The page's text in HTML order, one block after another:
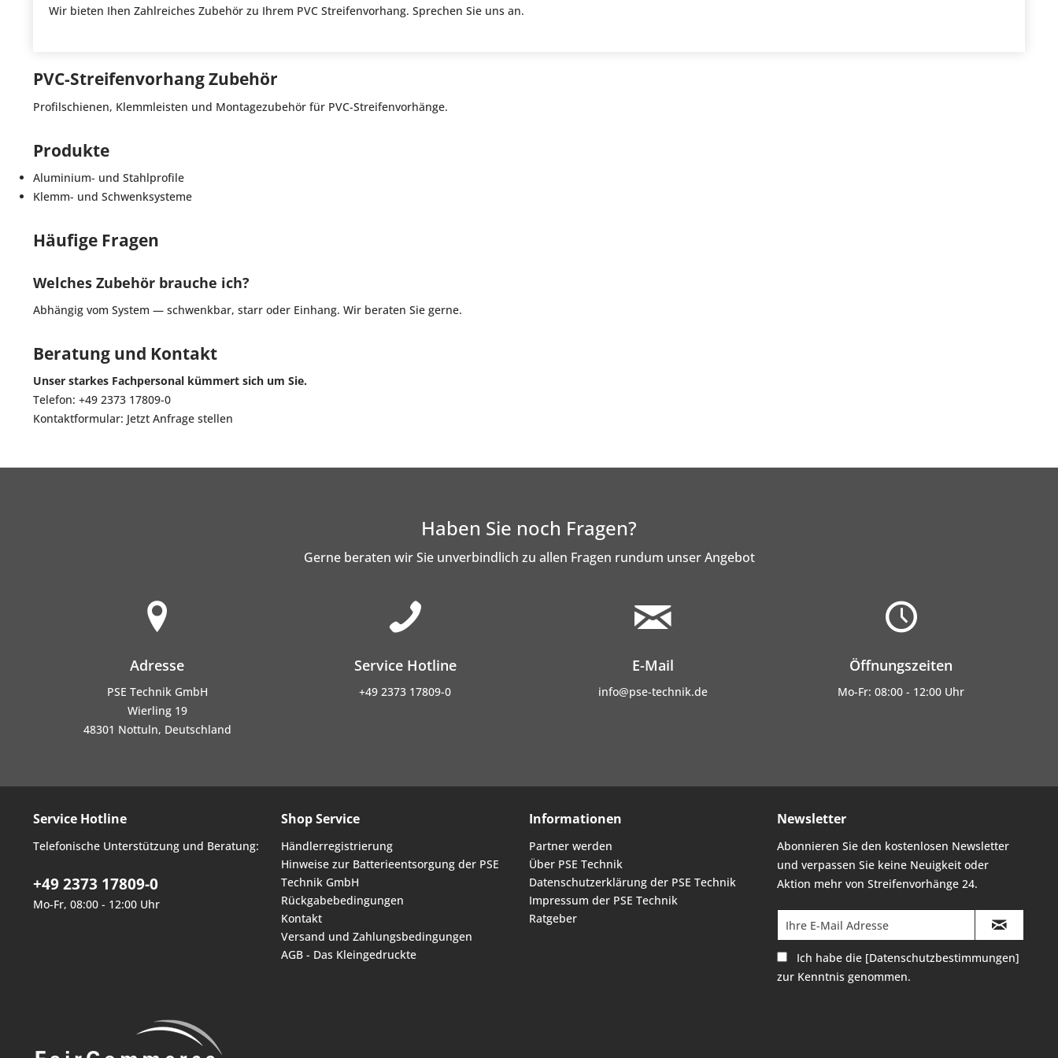
Wir bieten Ihen Zahlreiches Zubehör zu Ihrem PVC Streifenvorhang. Sprechen Sie uns an.
PVC-Streifenvorhang Zubehör
Profilschienen, Klemmleisten und Montagezubehör für PVC-Streifenvorhänge.
Produkte
Aluminium- und Stahlprofile
Klemm- und Schwenksysteme
Häufige Fragen
Welches Zubehör brauche ich?
Abhängig vom System — schwenkbar, starr oder Einhang. Wir beraten Sie gerne.
Beratung und Kontakt
Unser starkes Fachpersonal kümmert sich um Sie.
Telefon: +49 2373 17809-0
Kontaktformular: Jetzt Anfrage stellen
Haben Sie noch Fragen?
Gerne beraten wir Sie unverbindlich zu allen Fragen rundum unser Angebot
Adresse
PSE Technik GmbH
Wierling 19
48301 Nottuln, Deutschland
Service Hotline
+49 2373 17809-0
E-Mail
info@pse-technik.de
Öffnungszeiten
Mo-Fr: 08:00 - 12:00 Uhr
Service Hotline
Telefonische Unterstützung und Beratung:
+49 2373 17809-0
Mo-Fr, 08:00 - 12:00 Uhr
Shop Service
Händlerregistrierung
Hinweise zur Batterieentsorgung der PSE
Technik GmbH
Rückgabebedingungen
Kontakt
Versand und Zahlungsbedingungen
AGB - Das Kleingedruckte
Informationen
Partner werden
Über PSE Technik
Datenschutzerklärung der PSE Technik
Impressum der PSE Technik
Ratgeber
Newsletter
Abonnieren Sie den kostenlosen Newsletter
und verpassen Sie keine Neuigkeit oder
Aktion mehr von Streifenvorhänge 24.
Ich habe die [Datenschutzbestimmungen]
zur Kenntnis genommen.